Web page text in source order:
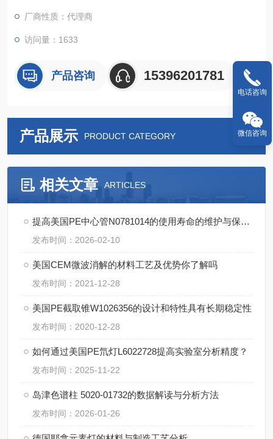
厂商性质：代理商
访问量：1633
产品咨询 15396201781
产品展示 PRODUCT CATEGORY
相关文章 ARTICLES
提高美国PE中心管N0781014的使用寿命的维护与保养建议
发布时间：2026-02-10
美国CEM微波消解的材料工艺及优势你了解吗
发布时间：2021-12-28
美国PE截取锥W1026356的设计和特性具有长期稳定性
发布时间：2020-12-28
如何通过美国PE氘灯L6022728提高实验室分析精度？
发布时间：2025-11-22
岛津色谱柱 5020-01732的数据解读与分析方法
发布时间：2026-01-26
电话咨询
微信咨询